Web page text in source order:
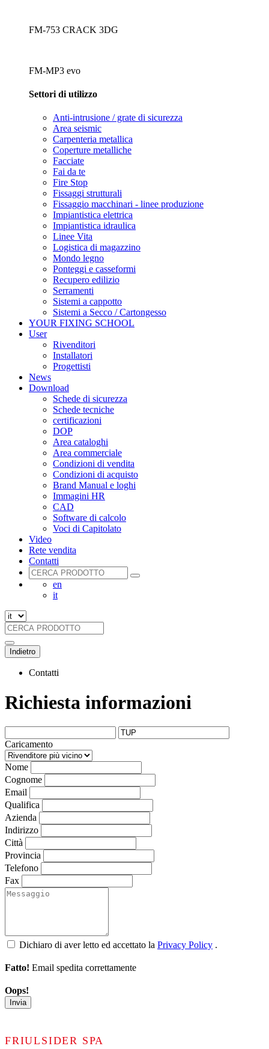
FM-753 CRACK 3DG
FM-MP3 evo
Settori di utilizzo
Anti-intrusione / grate di sicurezza
Area seismic
Carpenteria metallica
Coperture metalliche
Facciate
Fai da te
Fire Stop
Fissaggi strutturali
Fissaggio macchinari - linee produzione
Impiantistica elettrica
Impiantistica idraulica
Linee Vita
Logistica di magazzino
Mondo legno
Ponteggi e casseformi
Recupero edilizio
Serramenti
Sistemi a cappotto
Sistemi a Secco / Cartongesso
YOUR FIXING SCHOOL
User
Rivenditori
Installatori
Progettisti
News
Download
Schede di sicurezza
Schede tecniche
certificazioni
DOP
Area cataloghi
Area commerciale
Condizioni di vendita
Condizioni di acquisto
Brand Manual e loghi
Immagini HR
CAD
Software di calcolo
Voci di Capitolato
Video
Rete vendita
Contatti
en
it
Indietro
Contatti
Richiesta informazioni
Caricamento
Nome
Cognome
Email
Qualifica
Azienda
Indirizzo
Città
Provincia
Telefono
Fax
Dichiaro di aver letto ed accettato la Privacy Policy .
Fatto! Email spedita correttamente
Oops!
Invia
FRIULSIDER SPA